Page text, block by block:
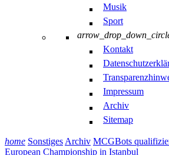
Musik
Sport
Kontakt
Impressum
Archiv
Sitemap
home Sonstiges Archiv MCGBots
European Championship in Istanbul